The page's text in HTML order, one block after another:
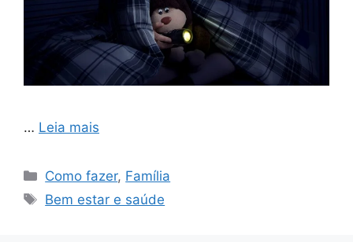
… Leia mais
Categorias
Como fazer, Família
Tags
Bem estar e saúde